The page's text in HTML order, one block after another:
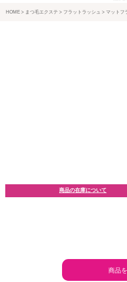
HOME まつ毛エクステ フラットラッシュ マットフ
商品の在庫について
商品